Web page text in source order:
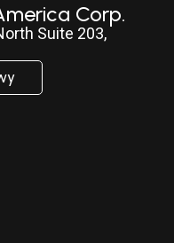
Corp.
Suite 203,